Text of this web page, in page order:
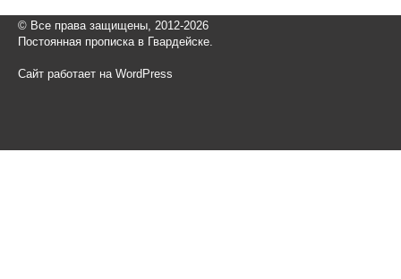
© Все права защищены, 2012-2026
Постоянная прописка в Гвардейске.
Сайт работает на WordPress